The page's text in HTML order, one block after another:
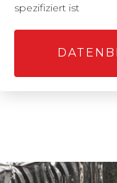
spezifiziert ist